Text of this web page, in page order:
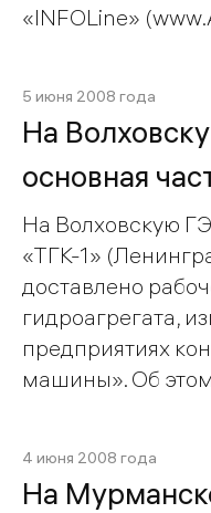
«INFOLine»
5 июня 2008 года
На
основная
На Волховскую
«ТГК-1»
доставлено
гидроагрегата,
предприятиях
машины». Об
4 июня 2008 года
На